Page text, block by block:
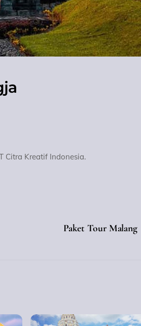
Citra Kreatif Indonesia.
Paket Tour Malang